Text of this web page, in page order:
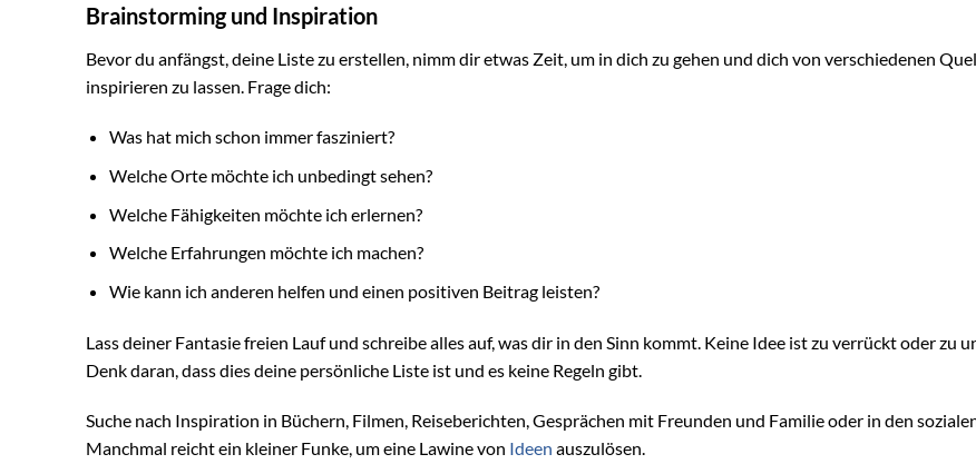
Brainstorming und Inspiration
Bevor du anfängst, deine Liste zu erstellen, nimm dir etwas Zeit, um in dich zu gehen und dich von verschiedenen
inspirieren zu lassen. Frage dich:
Was hat mich schon immer fasziniert?
Welche Orte möchte ich unbedingt sehen?
Welche Fähigkeiten möchte ich erlernen?
Welche Erfahrungen möchte ich machen?
Wie kann ich anderen helfen und einen positiven Beitrag leisten?
Lass deiner Fantasie freien Lauf und schreibe alles auf, was dir in den Sinn kommt. Keine Idee ist zu verrückt oder zu
Denk daran, dass dies deine persönliche Liste ist und es keine Regeln gibt.
Suche nach Inspiration in Büchern, Filmen, Reiseberichten, Gesprächen mit Freunden und Familie oder in den
Manchmal reicht ein kleiner Funke, um eine Lawine von Ideen auszulösen.